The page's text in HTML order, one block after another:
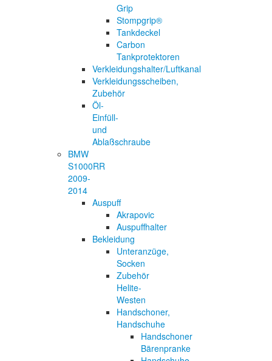
Grip
Stompgrip®
Tankdeckel
Carbon
Tankprotektoren
Verkleidungshalter/Luftkanal
Verkleidungsscheiben,
Zubehör
Öl-
Einfüll-
und
Ablaßschraube
BMW
S1000RR
2009-
2014
Auspuff
Akrapovic
Auspuffhalter
Bekleidung
Unteranzüge,
Socken
Zubehör
Helite-
Westen
Handschoner,
Handschuhe
Handschoner
Bärenpranke